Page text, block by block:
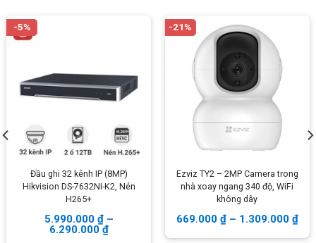
3-10mm Varifocal Lens
1080p@30 2.0 Megapixel Resolution (-
1080p(1920×1080)720P(1280×720)VGA(640×480)
5.0Lux @F2.0
70 degree HOV
Auto Exposure
White Balance: Manual/Auto
-5%
Đầu ghi 32 kênh IP (8MP)
Hikvision DS-7632NI-K2, Nén
H265+
5.990.000 ₫–
6.290.000 ₫
-21%
Ezviz TY2 – 2MP Camera trong
nhà xoay ngang 340 độ, WiFi
không dây
669.000 ₫– 1.309.000 ₫